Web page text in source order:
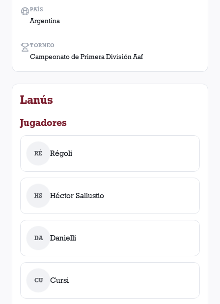
TORNEO
Campeonato de Primera División Aaf
PAÍS
Argentina
Lanús
Jugadores
RÉ Régoli
HS Héctor Sallustio
DA Danielli
CU Cursi